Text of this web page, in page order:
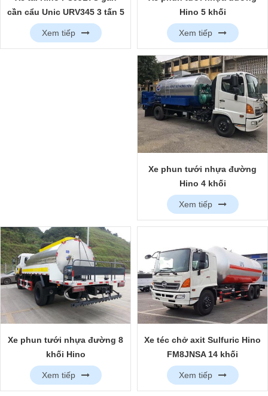
cần cẩu Unic URV345 3 tấn 5
đốt
Xem tiếp
Hino 5 khối
Xem tiếp
Xe phun tưới nhựa đường
Hino 4 khối
Xem tiếp
Xe phun tưới nhựa đường 8
khối Hino
Xem tiếp
Xe téc chở axit Sulfuric Hino
FM8JNSA 14 khối
Xem tiếp